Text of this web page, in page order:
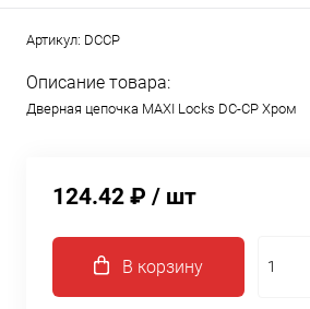
Артикул: DCCP
Описание товара:
Дверная цепочка MAXI Locks DC-CP Хром
124.42 ₽ / шт
В корзину